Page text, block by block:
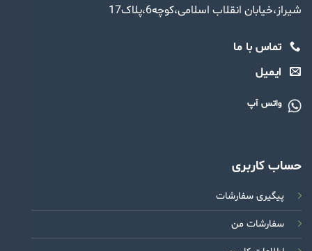
شیراز،خیابان انقلاب اسلامی،کوچه6،پلاک17
تماس با ما
ایمیل
واتس آپ
حساب کاربری
پیگیری سفارشات
سفارشات من